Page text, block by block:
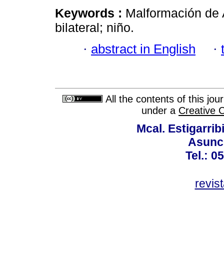
Keywords : Malformación
bilateral; niño.
· abstract in English ·
All the contents of this
under a Creative
Mcal.
Tel.: